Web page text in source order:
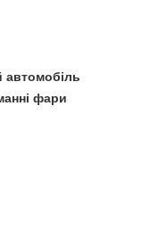
автомобіль
фари